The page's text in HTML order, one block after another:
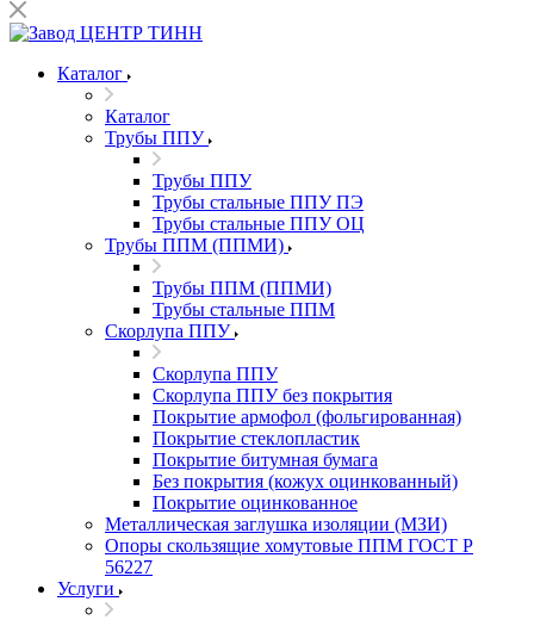
Каталог
Каталог
Трубы ППУ
Трубы ППУ
Трубы стальные ППУ ПЭ
Трубы стальные ППУ ОЦ
Трубы ППМ (ППМИ)
Трубы ППМ (ППМИ)
Трубы стальные ППМ
Скорлупа ППУ
Скорлупа ППУ
Скорлупа ППУ без покрытия
Покрытие армофол (фольгированная)
Покрытие стеклопластик
Покрытие битумная бумага
Без покрытия (кожух оцинкованный)
Покрытие оцинкованное
Металлическая заглушка изоляции (МЗИ)
Опоры скользящие хомутовые ППМ ГОСТ Р
56227
Услуги